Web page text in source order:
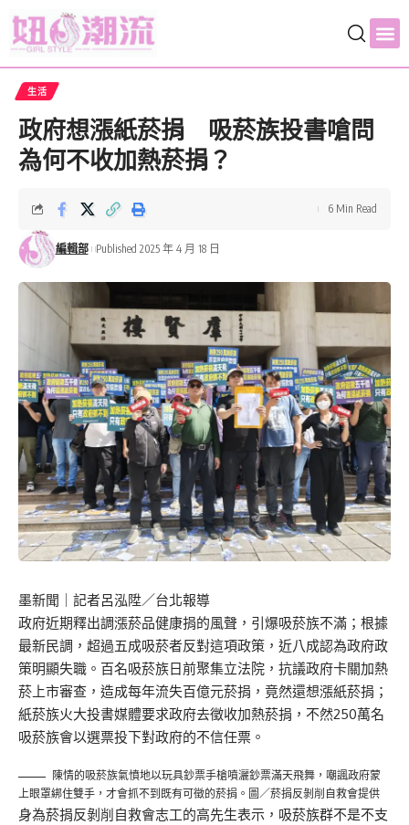
生活
政府想漲紙菸捐 吸菸族投書嗆問
為何不收加熱菸捐？
編輯部 Published 2025 年 4 月 18 日
6 Min Read
墨新聞
｜記者呂泓陞／台北報導
政府近期釋出調漲菸品健康捐的風聲，引爆吸菸族不滿；根據
最新民調，超過五成吸菸者反對這項政策，近八成認為政府政
策明顯失職。百名吸菸族日前聚集立法院，抗議政府卡關加熱
菸上市審查，造成每年流失百億元菸捐，竟然還想漲紙菸捐；
紙菸族火大投書媒體要求政府去徵收加熱菸捐，不然250萬名
吸菸族會以選票投下對政府的不信任票。
陳情的吸菸族氣憤地以玩具鈔票手槍噴灑鈔票滿天飛舞，嘲諷政府蒙
上眼罩綁住雙手，才會抓不到既有可徵的菸捐。圖／菸捐反剝削自救會提供
身為菸捐反剝削自救會志工的高先生表示，吸菸族群不是不支